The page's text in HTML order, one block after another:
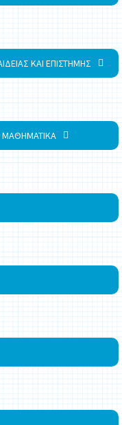
ΚΑΙ ΕΠΙΣΤΗΜΗΣ
ΜΑΘΗΜΑΤΙΚΑ